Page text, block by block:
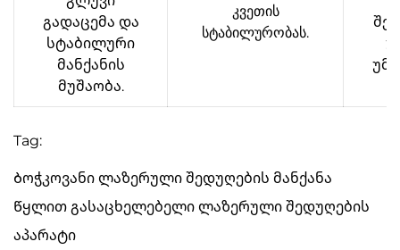
გადაცემა და
სტაბილური
მანქანის
მუშაობა.
კვეთის
სტაბილურობას.
Tag:
Ბოჭკოვანი ლაზერული შედუღების მანქანა
Წყლით გასაცხელებელი ლაზერული შედუღების
აპარატი